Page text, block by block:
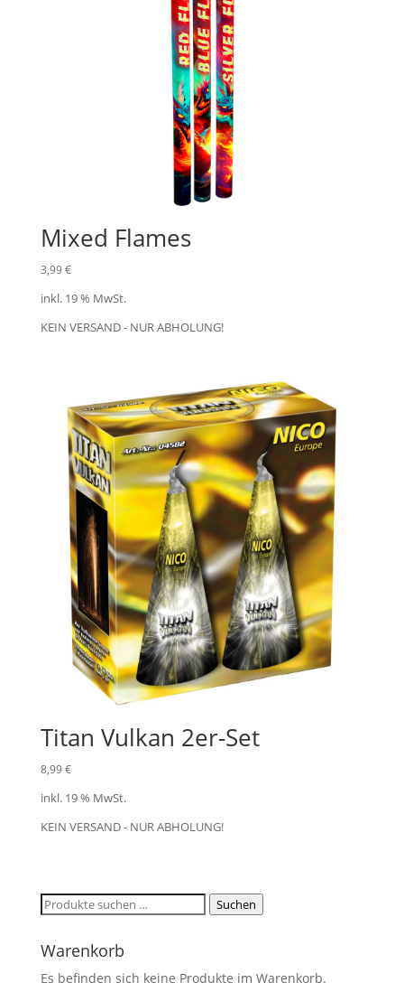
Mixed Flames
3,99€
inkl. 19 % MwSt.
KEIN VERSAND - NUR ABHOLUNG!
Titan Vulkan 2er-Set
8,99€
inkl. 19 % MwSt.
KEIN VERSAND - NUR ABHOLUNG!
Suchen
Suchen
Warenkorb
Es befinden sich keine Produkte im Warenkorb.